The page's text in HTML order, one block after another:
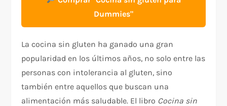
Dummies"
La cocina sin gluten ha ganado una gran
popularidad en los últimos años, no solo entre las
personas con intolerancia al gluten, sino
también entre aquellos que buscan una
alimentación más saludable. El libro Cocina sin